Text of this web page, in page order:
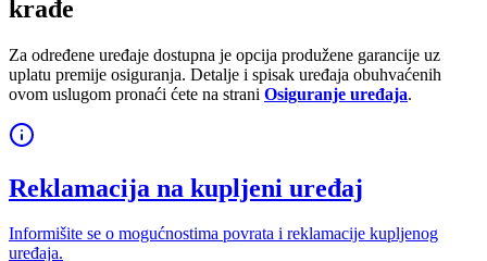
krađe
Za određene uređaje dostupna je opcija produžene garancije uz
uplatu premije osiguranja. Detalje i spisak uređaja obuhvaćenih
ovom uslugom pronaći ćete na strani Osiguranje uređaja.
Reklamacija na kupljeni uređaj
Informišite se o mogućnostima povrata i reklamacije kupljenog
uređaja.